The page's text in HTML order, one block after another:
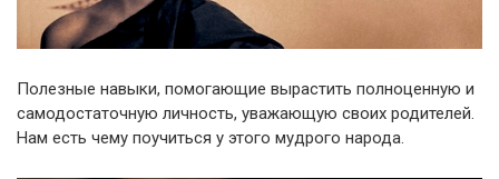
Полезные навыки, помогающие вырастить полноценную и
самодостаточную личность, уважающую своих родителей.
Нам есть чему поучиться у этого мудрого народа.